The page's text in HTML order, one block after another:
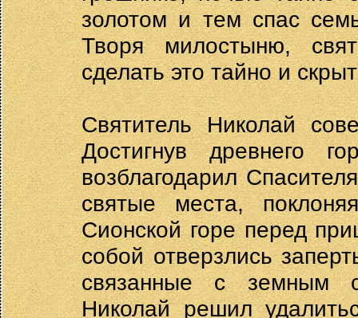
золотом и тем спас
Творя милостыню,
сделать это тайно и
Святитель Николай
Достигнув древнего
возблагодарил
святые места,
Сионской горе перед
собой отверзлись
связанные с земным
Николай решил